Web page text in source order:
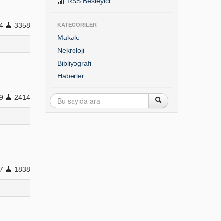
3358
2414
1838
KATEGORİLER
Makale
Nekroloji
Bibliyografi
Haberler